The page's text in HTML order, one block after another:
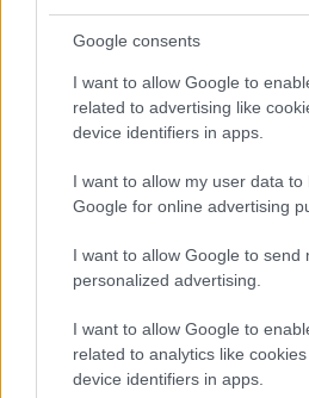
Google consents
I want to allow Google to
related to advertising like
device identifiers in apps.
I want to allow my user data to
Google for online advertising
I want to allow Google to send
personalized advertising.
I want to allow Google to
related to analytics like
device identifiers in apps.
Νέο Audi A2 e-tron με στόχο την
αποδοτικότητας
Εθνική Κορασίδων:
2/2 στο Ευρωμπάσκετ (live
stream)